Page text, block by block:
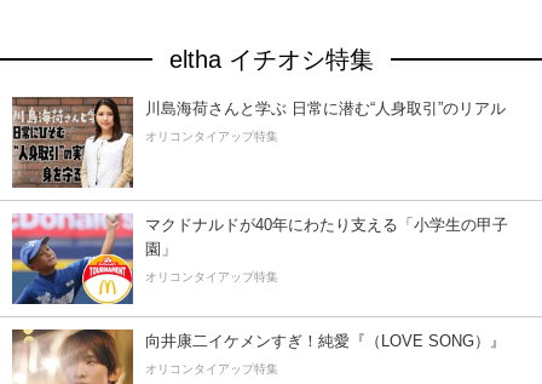
eltha イチオシ特集
川島海荷さんと学ぶ 日常に潜む“人身取引”のリアル
オリコンタイアップ特集
マクドナルドが40年にわたり支える「小学生の甲子
園」
オリコンタイアップ特集
向井康二イケメンすぎ！純愛『（LOVE SONG）』
オリコンタイアップ特集